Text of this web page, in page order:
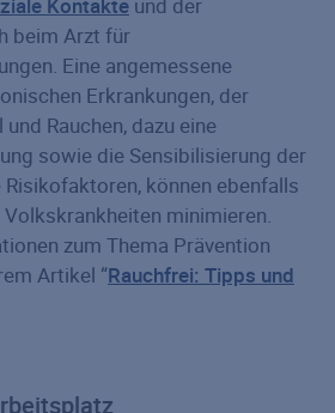
Kontakte und der
beim Arzt für
Eine angemessene
Erkrankungen, der
Rauchen, dazu eine
sowie die Sensibilisierung der
können ebenfalls
minimieren.
zum Thema Prävention
Artikel “Rauchfrei: Tipps und